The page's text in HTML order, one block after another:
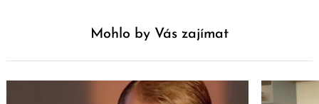
Mohlo by Vás zajímat